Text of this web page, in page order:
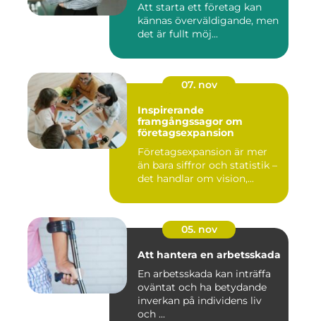
Att starta ett företag kan
kännas överväldigande, men
det är fullt möj...
07. nov
Inspirerande
framgångssagor om
företagsexpansion
Företagsexpansion är mer
än bara siffror och statistik –
det handlar om vision,...
05. nov
Att hantera en arbetsskada
En arbetsskada kan inträffa
oväntat och ha betydande
inverkan på individens liv
och ...